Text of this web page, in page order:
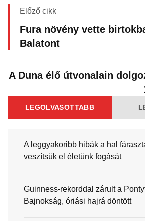
Előző cikk
Fura növény vette
Balatont
A Duna élő útvonalain
LEGOLVASOTTABB
A leggyakoribb hibák a hal
veszítsük el életünk fogását
Guinness-rekorddal zárult a
Bajnokság, óriási hajrá döntött